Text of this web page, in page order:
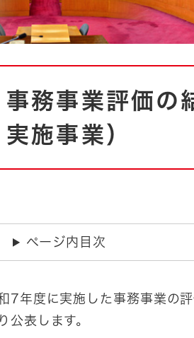
事務事業評価の
実施事業）
ページ内目次
7年度に実施した事務事業の
公表します。